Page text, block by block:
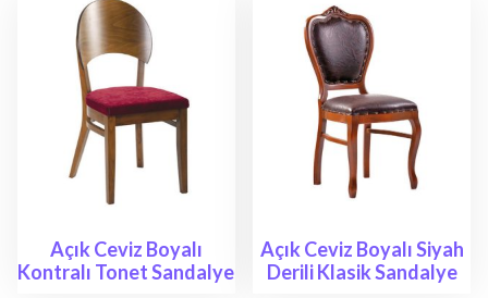
Açık Ceviz Boyalı
Kontralı Tonet Sandalye
Açık Ceviz Boyalı Siyah
Derili Klasik Sandalye